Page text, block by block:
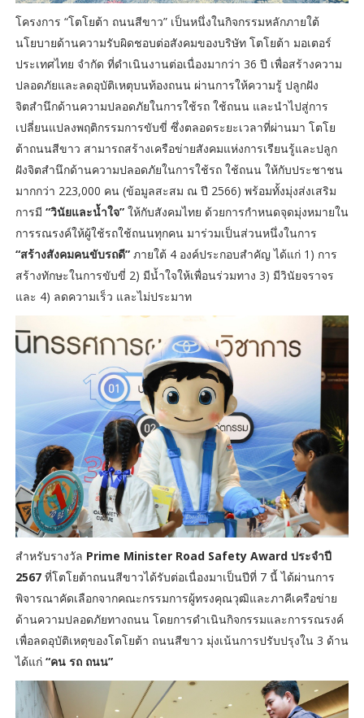
โครงการ “โตโยต้า ถนนสีขาว” เป็นหนึ่งในกิจกรรมหลักภายใต้
นโยบายด้านความรับผิดชอบต่อสังคมของบริษัท โตโยต้า มอเตอร์
ประเทศไทย จำกัด ที่ดำเนินงานต่อเนื่องมากว่า 36 ปี เพื่อสร้างความ
ปลอดภัยและลดอุบัติเหตุบนท้องถนน ผ่านการให้ความรู้ ปลูกฝัง
จิตสำนึกด้านความปลอดภัยในการใช้รถ ใช้ถนน และนำไปสู่การ
เปลี่ยนแปลงพฤติกรรมการขับขี่ ซึ่งตลอดระยะเวลาที่ผ่านมา โตโย
ต้าถนนสีขาว สามารถสร้างเครือข่ายสังคมแห่งการเรียนรู้และปลูก
ฝังจิตสำนึกด้านความปลอดภัยในการใช้รถ ใช้ถนน ให้กับประชาชน
มากกว่า 223,000 คน (ข้อมูลสะสม ณ ปี 2566) พร้อมทั้งมุ่งส่งเสริม
การมี “วินัยและน้ำใจ” ให้กับสังคมไทย ด้วยการกำหนดจุดมุ่งหมายใน
การรณรงค์ให้ผู้ใช้รถใช้ถนนทุกคน มาร่วมเป็นส่วนหนึ่งในการ
“สร้างสังคมคนขับรถดี”ภายใต้ 4 องค์ประกอบสำคัญ ได้แก่ 1) การ
สร้างทักษะในการขับขี่ 2) มีน้ำใจให้เพื่อนร่วมทาง 3) มีวินัยจราจร
และ 4) ลดความเร็ว และไม่ประมาท
สำหรับรางวัล Prime Minister Road Safety Award ประจำปี
2567ที่โตโยต้าถนนสีขาวได้รับต่อเนื่องมาเป็นปีที่ 7 นี้ ได้ผ่านการ
พิจารณาคัดเลือกจากคณะกรรมการผู้ทรงคุณวุฒิและภาคีเครือข่าย
ด้านความปลอดภัยทางถนน โดยการดำเนินกิจกรรมและการรณรงค์
เพื่อลดอุบัติเหตุของโตโยต้า ถนนสีขาว มุ่งเน้นการปรับปรุงใน 3 ด้าน
ได้แก่ “คน รถ ถนน”